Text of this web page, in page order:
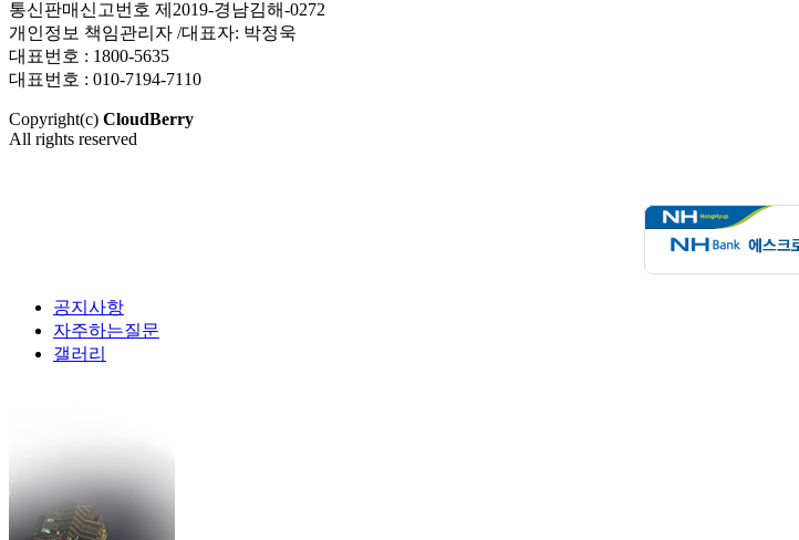
통신판매신고번호 제2019-경남김해-0272
개인정보 책임관리자 /대표자: 박정욱
대표번호 : 1800-5635
대표번호 : 010-7194-7110
Copyright(c) CloudBerry
All rights reserved
공지사항
자주하는질문
갤러리